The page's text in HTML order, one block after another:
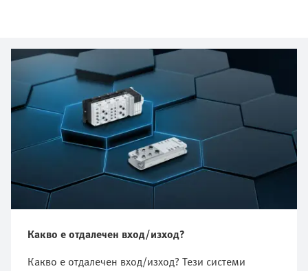
Какво е отдалечен вход/изход?
Какво е отдалечен вход/изход? Тези системи